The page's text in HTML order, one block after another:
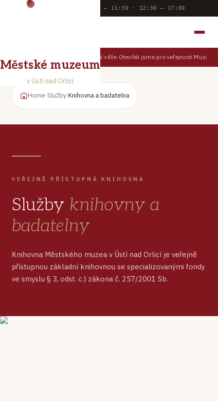
Městské muzeum
v Ústí nad Orlicí
Dnes otevřeno: 9:00 — 11:30 · 12:30 — 17:00
Prohlédněte si Ústí z muzejní věže Otevřeli jsme pro veřejnost Muzejní
Home›Služby›Knihovna a badatelna
VEŘEJNĚ PŘÍSTUPNÁ KNIHOVNA
Služby knihovny a
badatelny
Knihovna Městského muzea v Ústí nad Orlicí je veřejně
přístupnou základní knihovnou se specializovanými fondy
ve smyslu § 3, odst. c.) zákona č. 257/2001 Sb.